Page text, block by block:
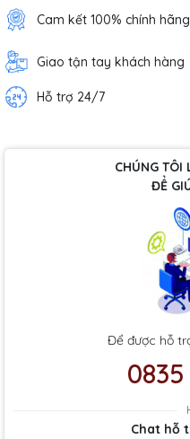
Cam kết 100% chính hãng
Giao tận tay khách hàng
Hỗ trợ 24/7
CHÚNG TÔI
ĐỂ
Để được hỗ
0835
Chat hỗ